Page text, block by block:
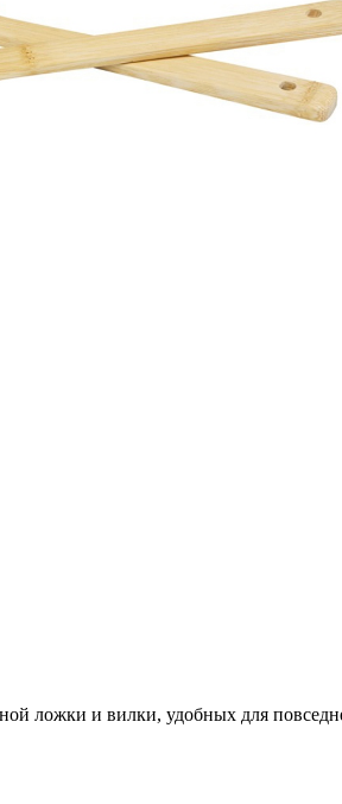
ложки и вилки, удобных для